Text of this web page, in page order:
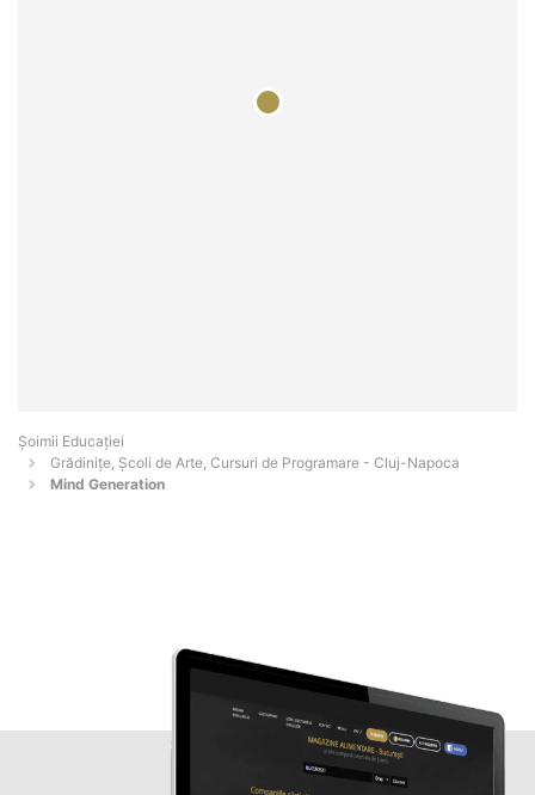
Șoimii Educației
Grădinițe, Școli de Arte, Cursuri de Programare - Cluj-Napoca
Mind Generation